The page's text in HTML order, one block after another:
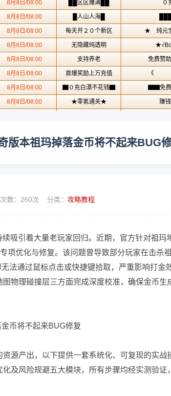
版本祖玛掉落金币将不起来BUG
数： 260次 分类： 攻略教程
吸引着大量老玩家回归。近期，官方针对祖玛
项优化与修复。该问题曾导致部分玩家在击杀
法通过鼠标点击或快捷键拾取，严重影响打金
物理碰撞层三方面完成深度校准，确保金币生
源产出，以下提供一套系统化、可复现的实战
及风险规避五大模块，所有步骤均经实测验证，